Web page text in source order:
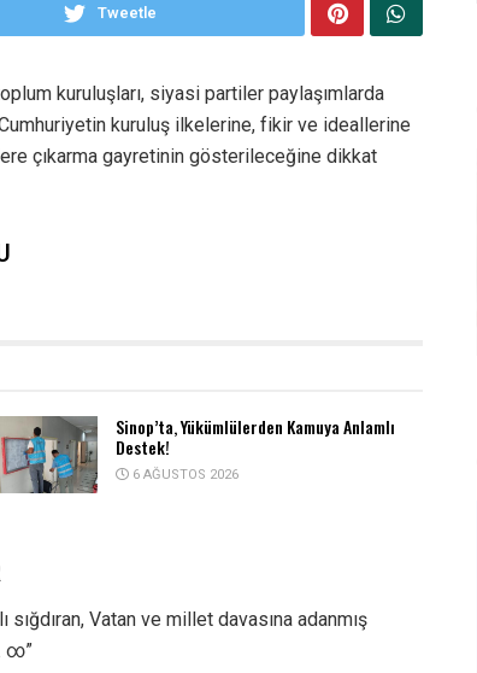
Tweetle
kuruluşları, siyasi partiler paylaşımlarda
kuruluş ilkelerine, fikir ve ideallerine
çıkarma gayretinin gösterileceğine dikkat
Sinop’ta, Yükümlülerden Kamuya Anlamlı
Destek!
6 AĞUSTOS 2026
sığdıran, Vatan ve millet davasına adanmış
∞”